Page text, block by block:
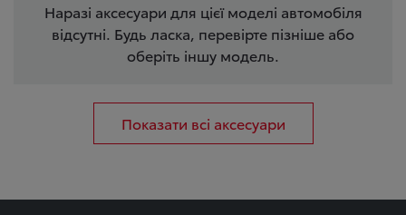
Наразі аксесуари для цієї моделі автомобіля
відсутні. Будь ласка, перевірте пізніше або
оберіть іншу модель.
Показати всі аксесуари